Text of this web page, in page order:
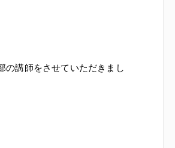
の講師をさせていただきまし